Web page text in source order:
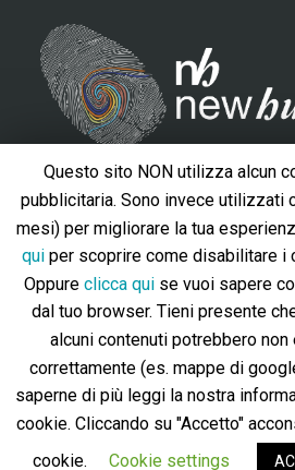
Contacts
Università degli Studi Roma Tre, Via
19 - 00146 – Roma
info@newhumanities.eu
Privacy policy-Cookie
Follow us
Questo sito NON utilizza alcun
pubblicitaria. Sono invece utilizzati
mesi) per migliorare la tua
quiper scoprire come disabilitare i
Oppure clicca qui se vuoi sapere
dal tuo browser. Tieni presente
alcuni contenuti potrebbero
correttamente (es. mappe di
saperne di più leggi la nostra
cookie. Cliccando su "Accetto"
cookie.
Cookie settings